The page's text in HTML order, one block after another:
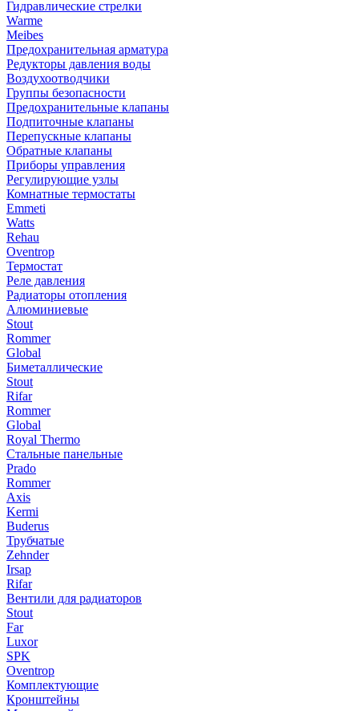
Гидравлические стрелки
Warme
Meibes
Предохранительная арматура
Редукторы давления воды
Воздухоотводчики
Группы безопасности
Предохранительные клапаны
Подпиточные клапаны
Перепускные клапаны
Обратные клапаны
Приборы управления
Регулирующие узлы
Комнатные термостаты
Emmeti
Watts
Rehau
Oventrop
Термостат
Реле давления
Радиаторы отопления
Алюминиевые
Stout
Rommer
Global
Биметаллические
Stout
Rifar
Rommer
Global
Royal Thermo
Стальные панельные
Prado
Rommer
Axis
Kermi
Buderus
Трубчатые
Zehnder
Irsap
Rifar
Вентили для радиаторов
Stout
Far
Luxor
SPK
Oventrop
Комплектующие
Кронштейны